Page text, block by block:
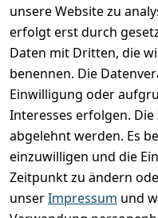
Kundenrezensionen
Basierend
5
4
3
unsere Website zu
erfolgt erst durch
Daten mit Dritten, die
benennen. Die
Einwilligung oder
Interesses erfolgen.
abgelehnt werden. Es
einzuwilligen und die
Zeitpunkt zu ändern
unserImpressum und